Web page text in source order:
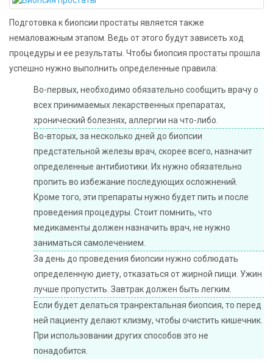
Подготовка к биопсии простаты является также
немаловажным этапом. Ведь от этого будут зависеть ход
процедуры и ее результаты. Чтобы биопсия простаты прошла
успешно нужно выполнить определенные правила:
Во-первых, необходимо обязательно сообщить врачу о
всех принимаемых лекарственных препаратах,
хронический болезнях, аллергии на что-либо.
Во-вторых, за несколько дней до биопсии
предстательной железы врач, скорее всего, назначит
определенные антибиотики. Их нужно обязательно
пропить во избежание последующих осложнений.
Кроме того, эти препараты нужно будет пить и после
проведения процедуры. Стоит помнить, что
медикаменты должен назначить врач, не нужно
заниматься самолечением.
За день до проведения биопсии нужно соблюдать
определенную диету, отказаться от жирной пищи. Ужин
лучше пропустить. Завтрак должен быть легким.
Если будет делаться транректальная биопсия, то перед
ней пациенту делают клизму, чтобы очистить кишечник.
При использовании других способов это не
понадобится.